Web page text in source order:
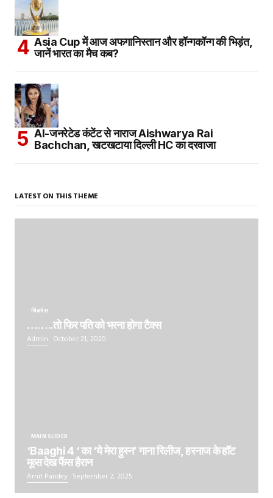
Asia Cup में आज अफगानिस्तान और हॉन्गकॉन्ग की भिड़ंत,
जानें भारत का मैच कब?
AI-जनरेटेड कंटेंट से नाराज Aishwarya Rai
Bachchan, खटखटाया दिल्ली HC का दरवाजा
LATEST ON THIS THEME
बिज़नेस
……..तो फिर पति को भरना होगा टैक्स
Admin October 21, 2020
MAIN SLIDER
‘Baaghi 4 ‘ का ‘ये मेरा हुस्न’ गाना रिलीज, हरनाज के हॉट
मूव्स देख फैंस हैरान
Amit Pandey September 2, 2025